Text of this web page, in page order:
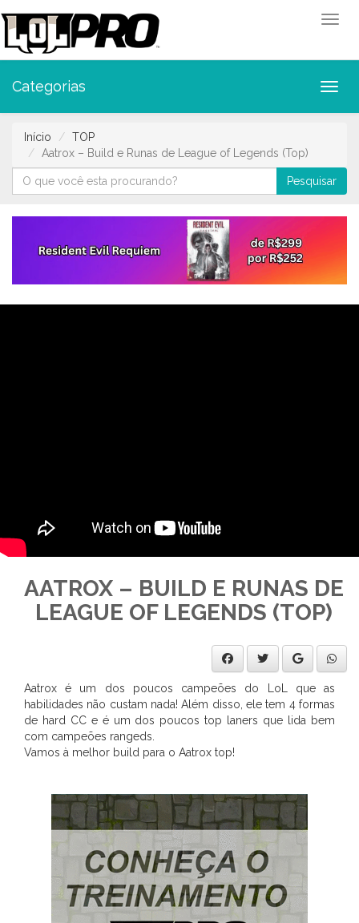
Categorias
Início
TOP
Aatrox – Build e Runas de League of Legends (Top)
Pesquisar
AATROX – BUILD E RUNAS DE
LEAGUE OF LEGENDS (TOP)
Aatrox é um dos poucos campeões do LoL que as
habilidades não custam nada! Além disso, ele tem 4 formas
de hard CC e é um dos poucos top laners que lida bem
com campeões rangeds.
Vamos à melhor build para o Aatrox top!